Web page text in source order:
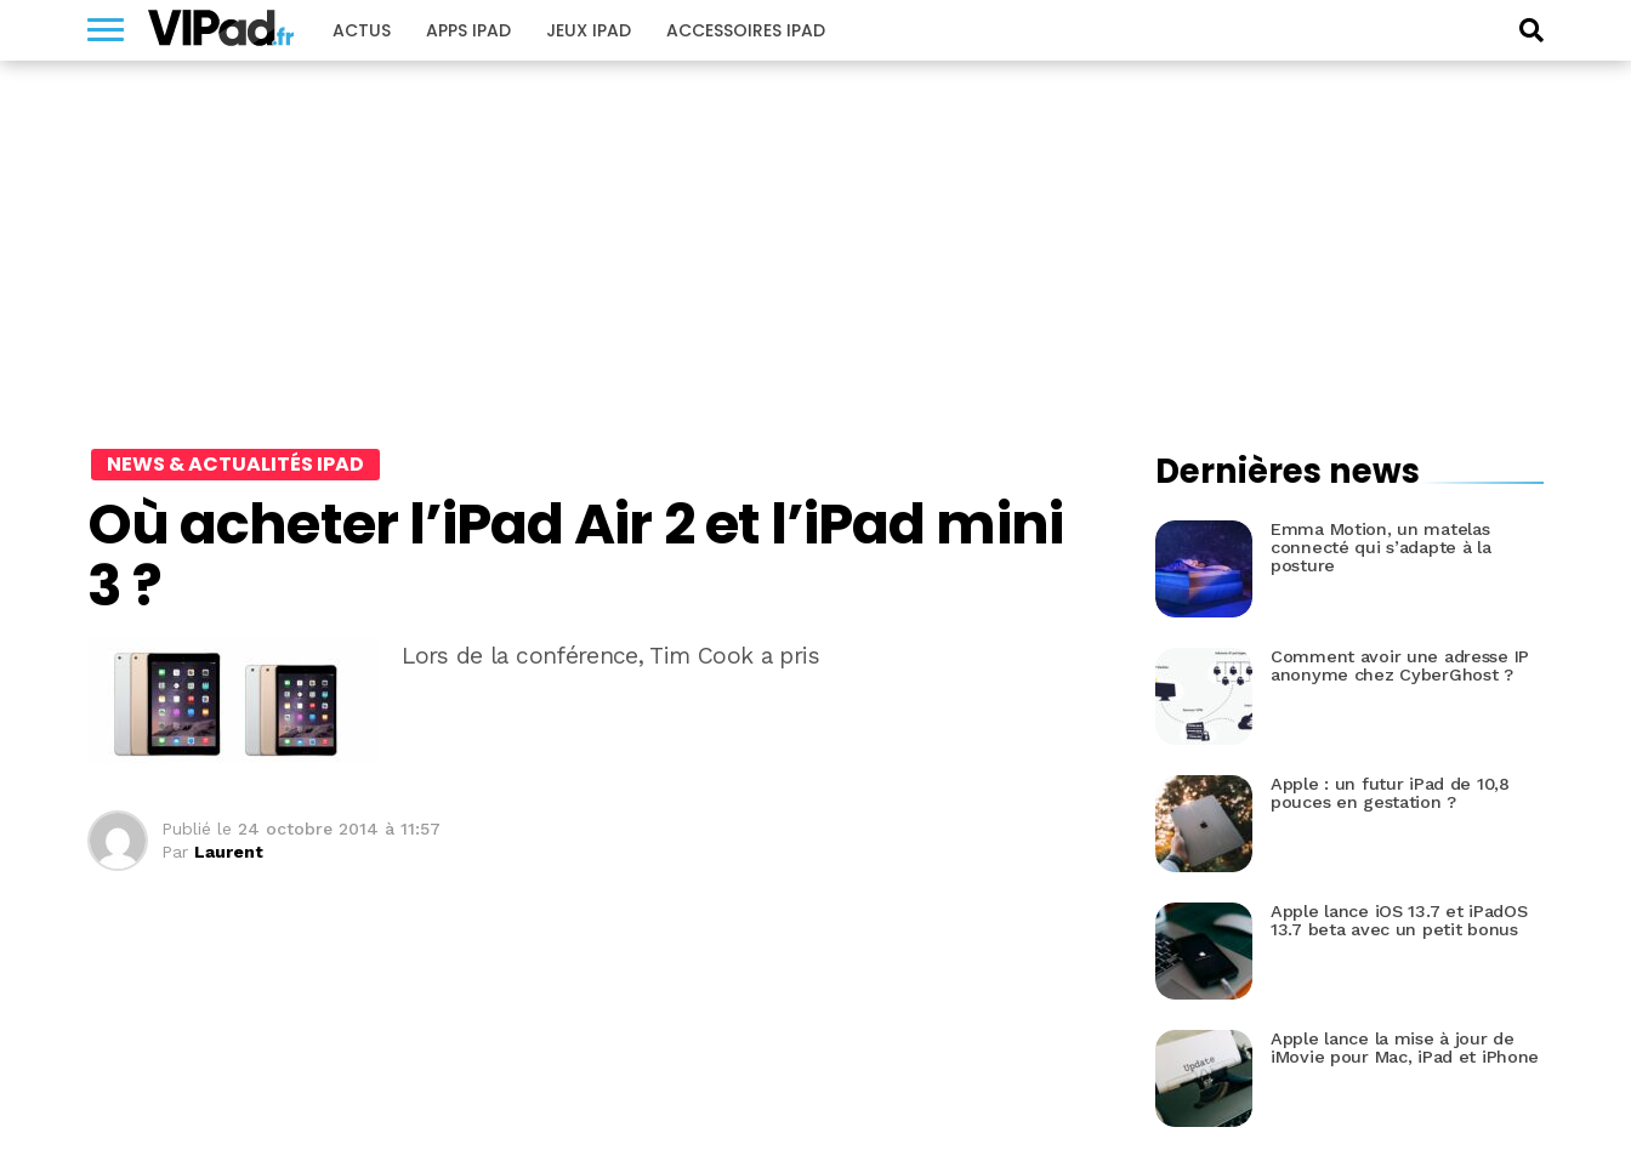
ACTUS APPS IPAD JEUX IPAD ACCESSOIRES IPAD
NEWS & ACTUALITÉS IPAD
Où acheter l’iPad Air 2 et l’iPad mini
3 ?
Lors de la conférence, Tim Cook a pris
Publié le 24 octobre 2014 à 11:57
Par Laurent
Dernières news
Emma Motion, un matelas
connecté qui s’adapte à la
posture
Comment avoir une adresse IP
anonyme chez CyberGhost ?
Apple : un futur iPad de 10,8
pouces en gestation ?
Apple lance iOS 13.7 et iPadOS
13.7 beta avec un petit bonus
Apple lance la mise à jour de
iMovie pour Mac, iPad et iPhone